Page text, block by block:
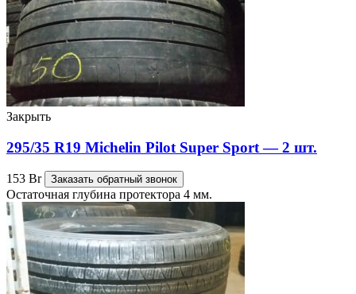
Закрыть
295/35 R19 Michelin Pilot Super Sport — 2 шт.
153 Br Заказать обратный звонок
Остаточная глубина протектора 4 мм.